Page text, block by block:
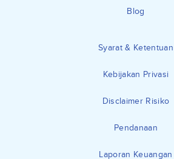
Blog
Syarat & Ketentuan
Kebijakan Privasi
Disclaimer Risiko
Pendanaan
Laporan Keuangan